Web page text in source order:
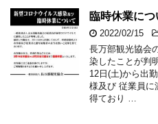
臨時休業につ
2022/02/15
長万部観光協会
染したことが判
12日(土)から出
様及び 従業員に
得ており …